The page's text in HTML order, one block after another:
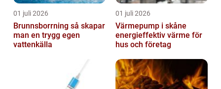
01 juli 2026
Brunnsborrning så skapar
man en trygg egen
vattenkälla
01 juli 2026
Värmepump i skåne
energieffektiv värme för
hus och företag